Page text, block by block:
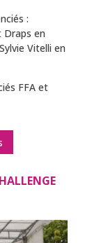
:
en
Vitelli en
FFA et